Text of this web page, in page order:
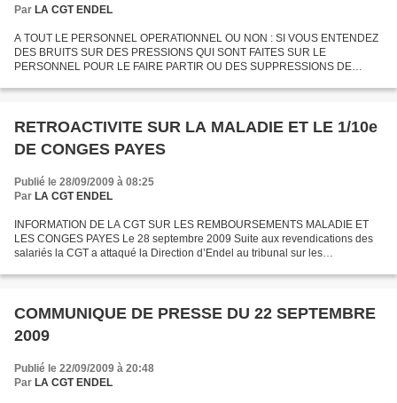
Par LA CGT ENDEL
A TOUT LE PERSONNEL OPERATIONNEL OU NON : SI VOUS ENTENDEZ
DES BRUITS SUR DES PRESSIONS QUI SONT FAITES SUR LE
PERSONNEL POUR LE FAIRE PARTIR OU DES SUPPRESSIONS DE
ELUS CGT, NOUS AGIRONS AU PLUS VITE...
RETROACTIVITE SUR LA MALADIE ET LE 1/10e
DE CONGES PAYES
Publié le 28/09/2009 à 08:25
Par LA CGT ENDEL
INFORMATION DE LA CGT SUR LES REMBOURSEMENTS MALADIE ET
LES CONGES PAYES Le 28 septembre 2009 Suite aux revendications des
salariés la CGT a attaqué la Direction d’Endel au tribunal sur les
COMMUNIQUE DE PRESSE DU 22 SEPTEMBRE
2009
Publié le 22/09/2009 à 20:48
Par LA CGT ENDEL